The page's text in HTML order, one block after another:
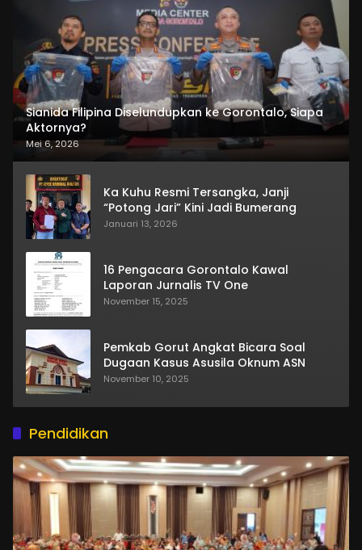
Sianida Filipina Diselundupkan ke Gorontalo, Siapa
Aktornya?
Mei 6, 2026
Ka Kuhu Resmi Tersangka, Janji
“Potong Jari” Kini Jadi Bumerang
Januari 13, 2026
16 Pengacara Gorontalo Kawal
Laporan Jurnalis TV One
November 15, 2025
Pemkab Gorut Angkat Bicara Soal
Dugaan Kasus Asusila Oknum ASN
November 10, 2025
Pendidikan